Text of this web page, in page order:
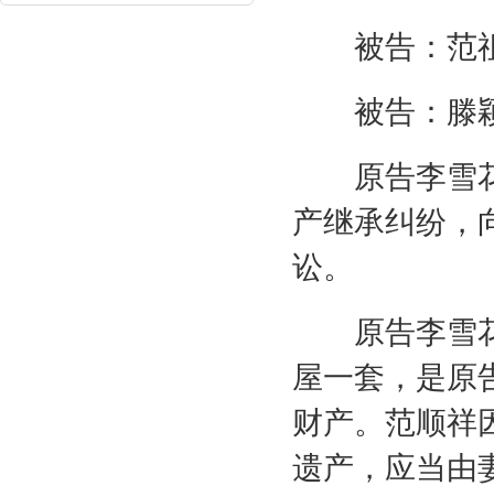
被告：范
被告：滕
原告李雪花
产继承纠纷，
讼。
原告李雪花
屋一套，是原
财产。范顺祥
遗产，应当由